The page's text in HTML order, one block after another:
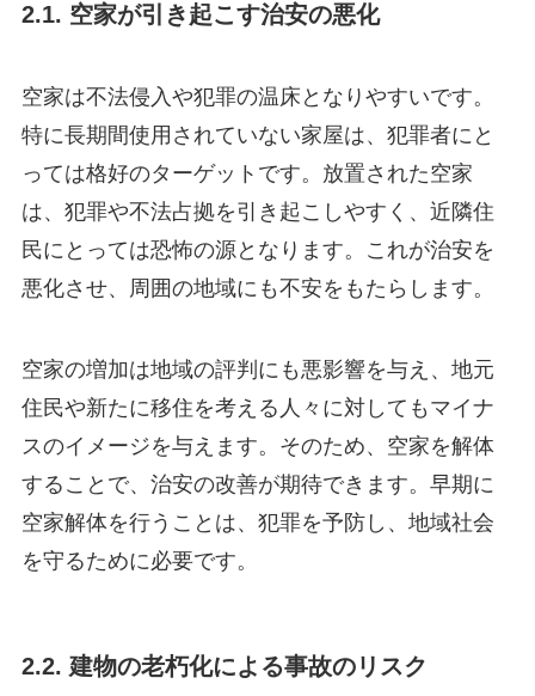
2.1. 空家が引き起こす治安の悪化
空家は不法侵入や犯罪の温床となりやすいです。
特に長期間使用されていない家屋は、犯罪者にと
っては格好のターゲットです。放置された空家
は、犯罪や不法占拠を引き起こしやすく、近隣住
民にとっては恐怖の源となります。これが治安を
悪化させ、周囲の地域にも不安をもたらします。
空家の増加は地域の評判にも悪影響を与え、地元
住民や新たに移住を考える人々に対してもマイナ
スのイメージを与えます。そのため、空家を解体
することで、治安の改善が期待できます。早期に
空家解体を行うことは、犯罪を予防し、地域社会
を守るために必要です。
2.2. 建物の老朽化による事故のリスク